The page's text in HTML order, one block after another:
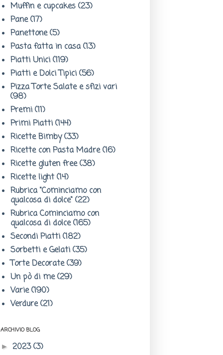
Muffin e cupcakes (23)
Pane (17)
Panettone (5)
Pasta fatta in casa (13)
Piatti Unici (119)
Piatti e Dolci Tipici (56)
Pizza Torte Salate e sfizi vari
(98)
Premi (11)
Primi Piatti (144)
Ricette Bimby (33)
Ricette con Pasta Madre (16)
Ricette gluten free (38)
Ricette light (14)
Rubrica "Cominciamo con
qualcosa di dolce" (22)
Rubrica Cominciamo con
qualcosa di dolce (165)
Secondi Piatti (182)
Sorbetti e Gelati (35)
Torte Decorate (39)
Un pò di me (29)
Varie (190)
Verdure (21)
ARCHIVIO BLOG
► 2023(3)